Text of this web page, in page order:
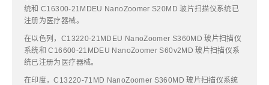
统和 C16300-21MDEU NanoZoomer S20MD 玻片扫描仪系统已
注册为医疗器械。
在以色列，C13220-21MDEU NanoZoomer S360MD 玻片扫描仪
系统和 C16600-21MDEU NanoZoomer S60v2MD 玻片扫描仪系
统已注册为医疗器械。
在印度，C13220-71MD NanoZoomer S360MD 玻片扫描仪系统